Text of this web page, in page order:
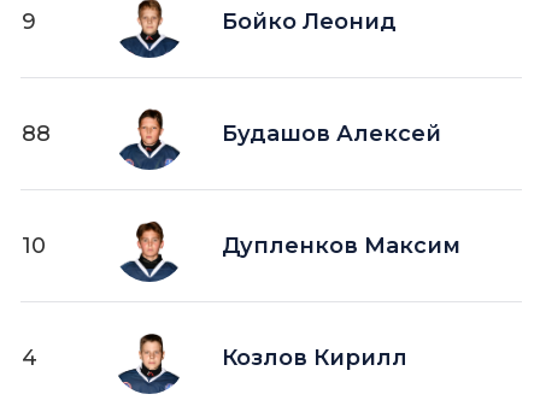
9 Бойко Леонид
88 Будашов Алексей
10 Дупленков Максим
4 Козлов Кирилл